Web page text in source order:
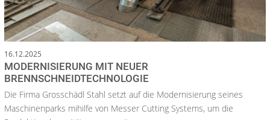
16.12.2025
MODERNISIERUNG MIT NEUER
BRENNSCHNEIDTECHNOLOGIE
Die Firma Grosschädl Stahl setzt auf die Modernisierung seines
Maschinenparks mihilfe von Messer Cutting Systems, um die